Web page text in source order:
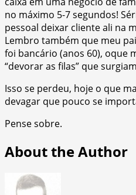
no máximo 5-7 segundos!
pessoal deixar cliente ali na
Lembro também que meu
foi bancário (anos 60), oque
“devorar as filas” que
Isso se perdeu, hoje o que
devagar que pouco se
Pense sobre.
About the Author